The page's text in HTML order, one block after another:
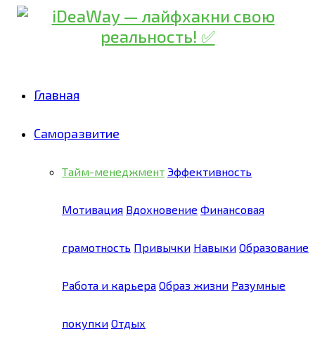
Главная
Саморазвитие
Тайм-менеджмент Эффективность
Мотивация Вдохновение Финансовая
грамотность Привычки Навыки Образование
Работа и карьера Образ жизни Разумные
покупки Отдых